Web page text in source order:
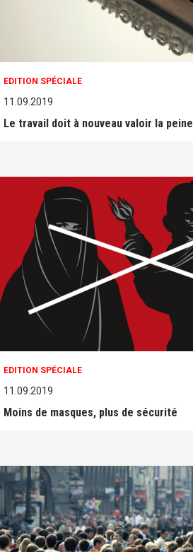
EDITION SPÉCIALE
11.09.2019
Le travail doit à nouveau valoir la peine
EDITION SPÉCIALE
11.09.2019
Moins de masques, plus de sécurité